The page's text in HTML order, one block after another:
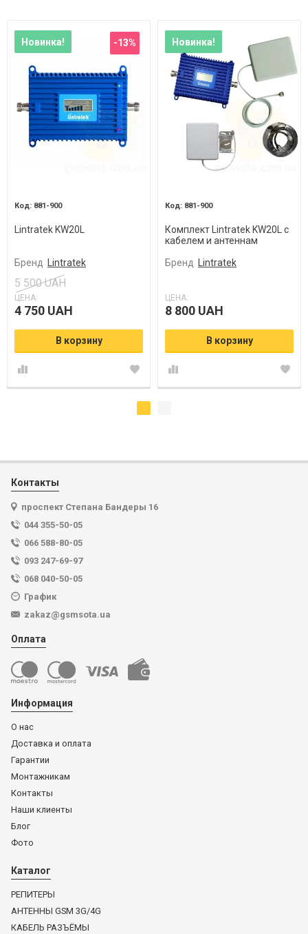
Новинка! -13%
881-900
Lintratek KW20L
Бренд Lintratek
5 500 UAH
ЦЕНА:
4 750 UAH
В корзину
Новинка!
881-900
Комплект Lintratek KW20L с
кабелем и антеннам
Бренд Lintratek
ЦЕНА:
8 800 UAH
В корзину
Контакты
проспект Степана Бандеры 16
044 355-50-05
066 588-80-05
093 247-69-97
068 040-50-05
График
zakaz@gsmsota.ua
Оплата
Информация
О нас
Доставка и оплата
Гарантии
Монтажникам
Контакты
Наши клиенты
Блог
Фото
Каталог
РЕПИТЕРЫ
АНТЕННЫ GSM 3G/4G
КАБЕЛЬ РАЗЪЁМЫ